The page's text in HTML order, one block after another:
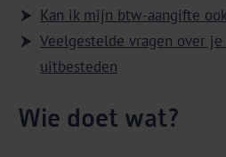
Kan ik mijn btw-aangifte
Veelgestelde vragen over
uitbesteden
Wie doet wat?